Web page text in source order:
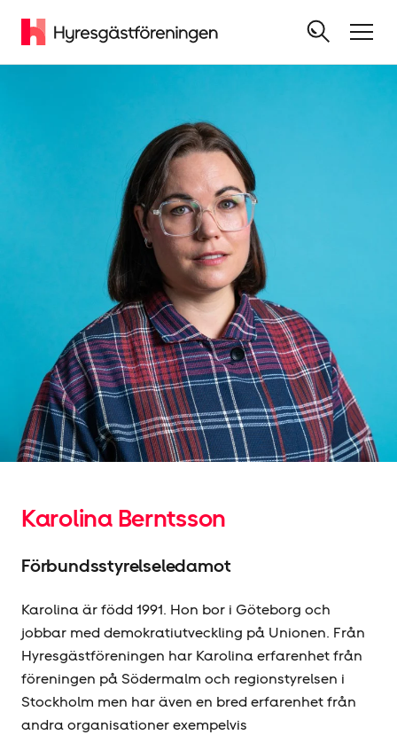
Karolina Berntsson
Förbundsstyrelseledamot
Karolina är född 1991. Hon bor i Göteborg och
jobbar med demokratiutveckling på Unionen. Från
Hyresgäst­föreningen har Karolina erfarenhet från
föreningen på Södermalm och regionstyrelsen i
Stockholm men har även en bred erfarenhet från
andra organisationer exempelvis